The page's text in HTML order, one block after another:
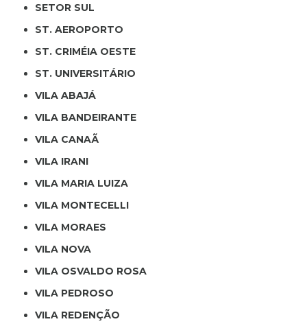
SETOR SUL
ST. AEROPORTO
ST. CRIMÉIA OESTE
ST. UNIVERSITÁRIO
VILA ABAJÁ
VILA BANDEIRANTE
VILA CANAÃ
VILA IRANI
VILA MARIA LUIZA
VILA MONTECELLI
VILA MORAES
VILA NOVA
VILA OSVALDO ROSA
VILA PEDROSO
VILA REDENÇÃO